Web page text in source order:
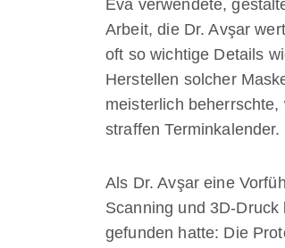
Eva verwendete,
Arbeit, die Dr. Avşar
oft so wichtige Details
Herstellen solcher
meisterlich
straffen
Als Dr. Avşar eine
Scanning und 3D-
gefunden hatte: Die